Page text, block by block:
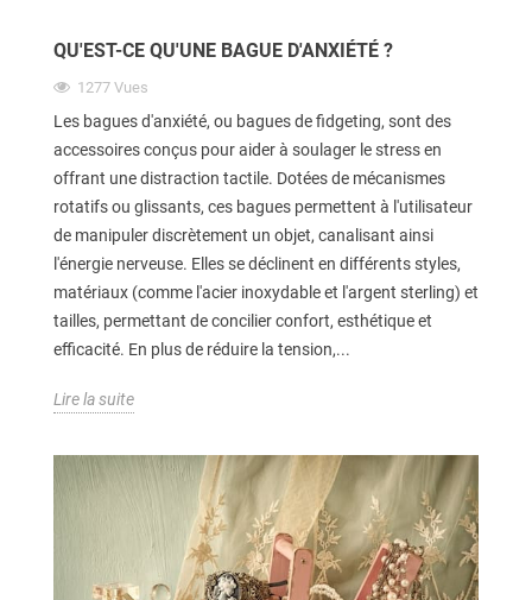
QU'EST-CE QU'UNE BAGUE D'ANXIÉTÉ ?
1277 Vues
Les bagues d'anxiété, ou bagues de fidgeting, sont des
accessoires conçus pour aider à soulager le stress en
offrant une distraction tactile. Dotées de mécanismes
rotatifs ou glissants, ces bagues permettent à l'utilisateur
de manipuler discrètement un objet, canalisant ainsi
l'énergie nerveuse. Elles se déclinent en différents styles,
matériaux (comme l'acier inoxydable et l'argent sterling) et
tailles, permettant de concilier confort, esthétique et
efficacité. En plus de réduire la tension,...
Lire la suite